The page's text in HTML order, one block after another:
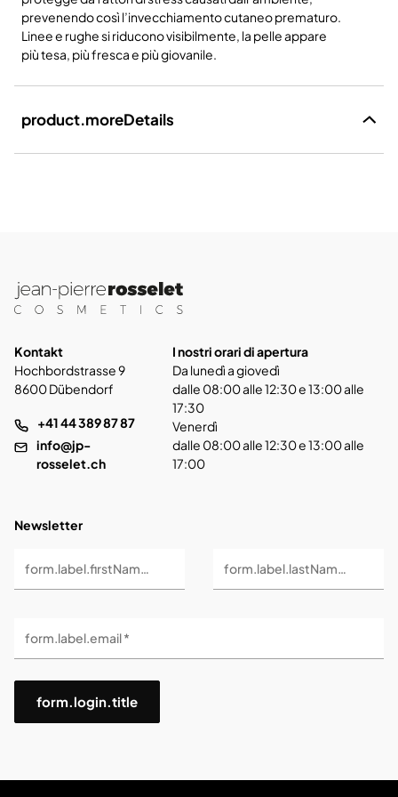
prevenendo così l’invecchiamento cutaneo prematuro.
Linee e rughe si riducono visibilmente, la pelle appare
più tesa, più fresca e più giovanile.
product.moreDetails
Kontakt
Hochbordstrasse 9
8600 Dübendorf
+41 44 389 87 87
info@jp-
rosselet.ch
I nostri orari di apertura
Da lunedì a giovedì
dalle 08:00 alle 12:30 e 13:00 alle
17:30
Venerdì
dalle 08:00 alle 12:30 e 13:00 alle
17:00
Newsletter
form.label.firstName * form.label.lastName *
form.label.email *
form.login.title